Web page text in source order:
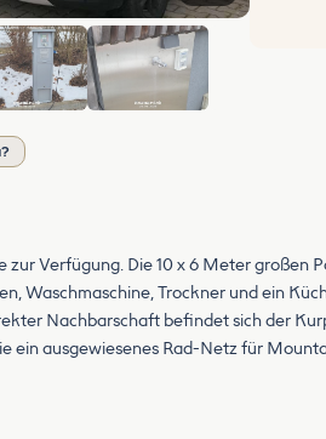
Verfügung. Die 10 x 6 Meter großen
Waschmaschine, Trockner und ein
Nachbarschaft befindet sich der
ein ausgewiesenes Rad-Netz für